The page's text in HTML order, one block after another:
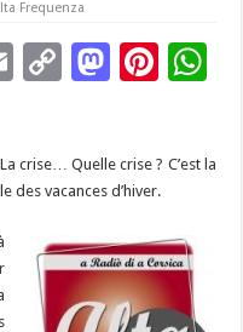
Frequenza
E
l
C
y
n
k
M
d
n
Pi
es
La crise… Quelle crise ? C’est la
des vacances d’hiver.